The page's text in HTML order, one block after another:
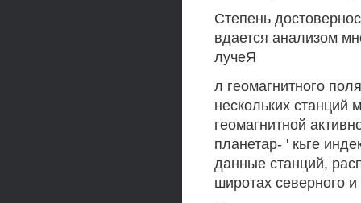
Степень
вдается анализом
лучеЯ
л геомагнитного
нескольких станций
геомагнитной
планетар- ' кьге
данные станций,
широтах северного